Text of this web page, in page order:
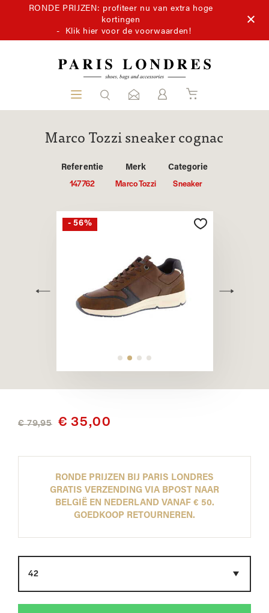
RONDE PRIJZEN: profiteer nu van extra hoge
kortingen
- Klik hier voor de voorwaarden!
Marco Tozzi sneaker cognac
Referentie
147762
Merk
Marco Tozzi
Categorie
Sneaker
- 56%
€ 79,95 € 35,00
RONDE PRIJZEN BIJ PARIS LONDRES
GRATIS VERZENDING VIA BPOST NAAR
BELGIË EN NEDERLAND VANAF € 50.
GOEDKOOP RETOURNEREN.